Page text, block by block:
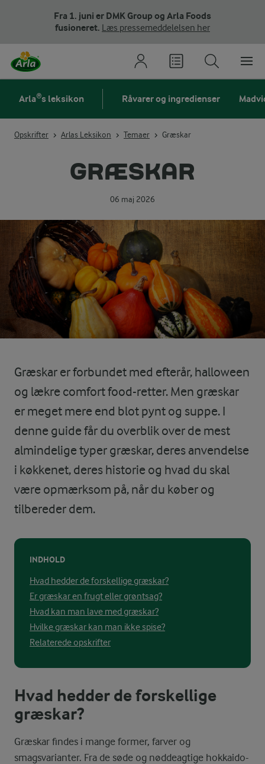
Fra 1. juni er DMK Group og Arla Foods
fusioneret. Læs pressemeddelelsen her
Arla®s leksikon Råvarer og ingredienser
Opskrifter Arlas Leksikon Temaer Græskar
GRÆSKAR
06 maj 2026
Græskar er forbundet med efterår, halloween
og lækre comfort food-retter. Men græskar
er meget mere end blot pynt og suppe. I
denne guide får du overblik over de mest
almindelige typer græskar, deres anvendelse
i køkkenet, deres historie og hvad du skal
være opmærksom på, når du køber og
tilbereder dem.
INDHOLD
Hvad hedder de forskellige græskar?
Er græskar en frugt eller grøntsag?
Hvad kan man lave med græskar?
Hvilke græskar kan man ikke spise?
Relaterede opskrifter
Hvad hedder de forskellige
græskar?
Græskar findes i mange former, farver og
smagsvarianter. Fra de søde og nøddeagtige hokkaido-